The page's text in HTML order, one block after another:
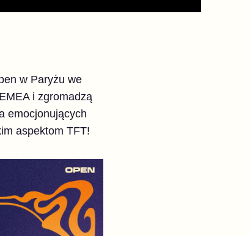
w Paryżu we
i zgromadzą
emocjonujących
aspektom TFT!